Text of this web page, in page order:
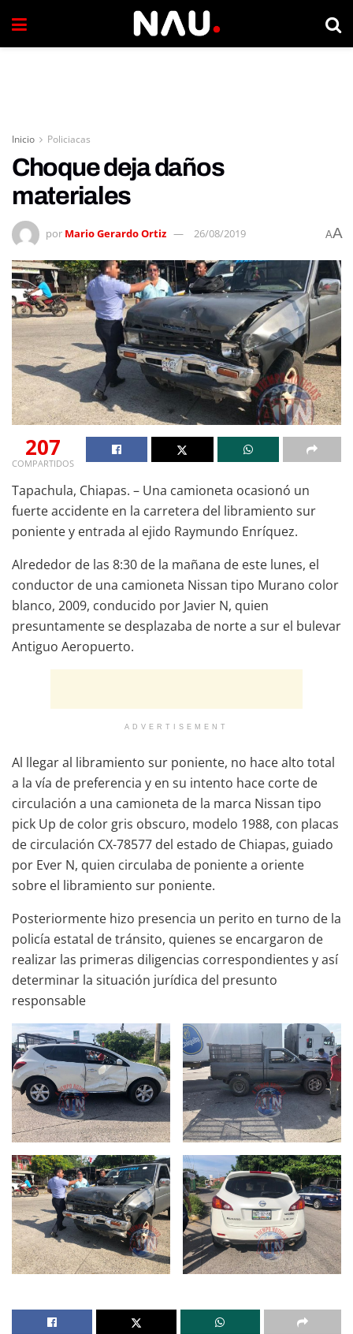
Inicio Policiacas
Choque deja daños
materiales
por Mario Gerardo Ortiz 26/08/2019 AA
207
COMPARTIDOS
Tapachula, Chiapas. – Una camioneta ocasionó un
fuerte accidente en la carretera del libramiento sur
poniente y entrada al ejido Raymundo Enríquez.
Alrededor de las 8:30 de la mañana de este lunes, el
conductor de una camioneta Nissan tipo Murano color
blanco, 2009, conducido por Javier N, quien
presuntamente se desplazaba de norte a sur el bulevar
Antiguo Aeropuerto.
ADVERTISEMENT
Al llegar al libramiento sur poniente, no hace alto total
a la vía de preferencia y en su intento hace corte de
circulación a una camioneta de la marca Nissan tipo
pick Up de color gris obscuro, modelo 1988, con placas
de circulación CX-78577 del estado de Chiapas, guiado
por Ever N, quien circulaba de poniente a oriente
sobre el libramiento sur poniente.
Posteriormente hizo presencia un perito en turno de la
policía estatal de tránsito, quienes se encargaron de
realizar las primeras diligencias correspondientes y así
determinar la situación jurídica del presunto
responsable